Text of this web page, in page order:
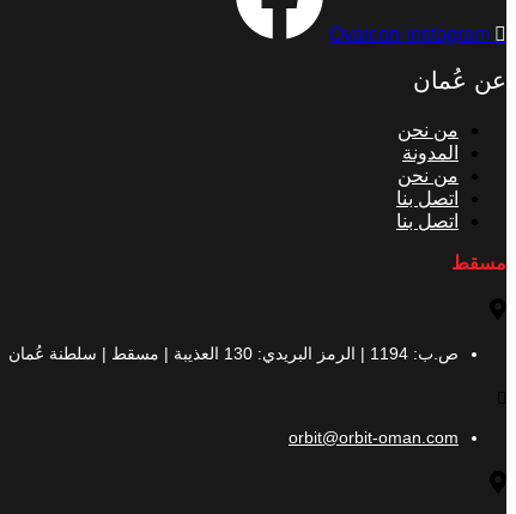
Ovaicon-instagram
عن عُمان
من نحن
المدونة
من نحن
اتصل بنا
اتصل بنا
مسقط
ص.ب: 1194 | الرمز البريدي: 130 العذيبة | مسقط | سلطنة عُمان
orbit@orbit-oman.com